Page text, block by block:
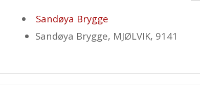
Sandøya Brygge
Sandøya Brygge, MJØLVIK, 9141